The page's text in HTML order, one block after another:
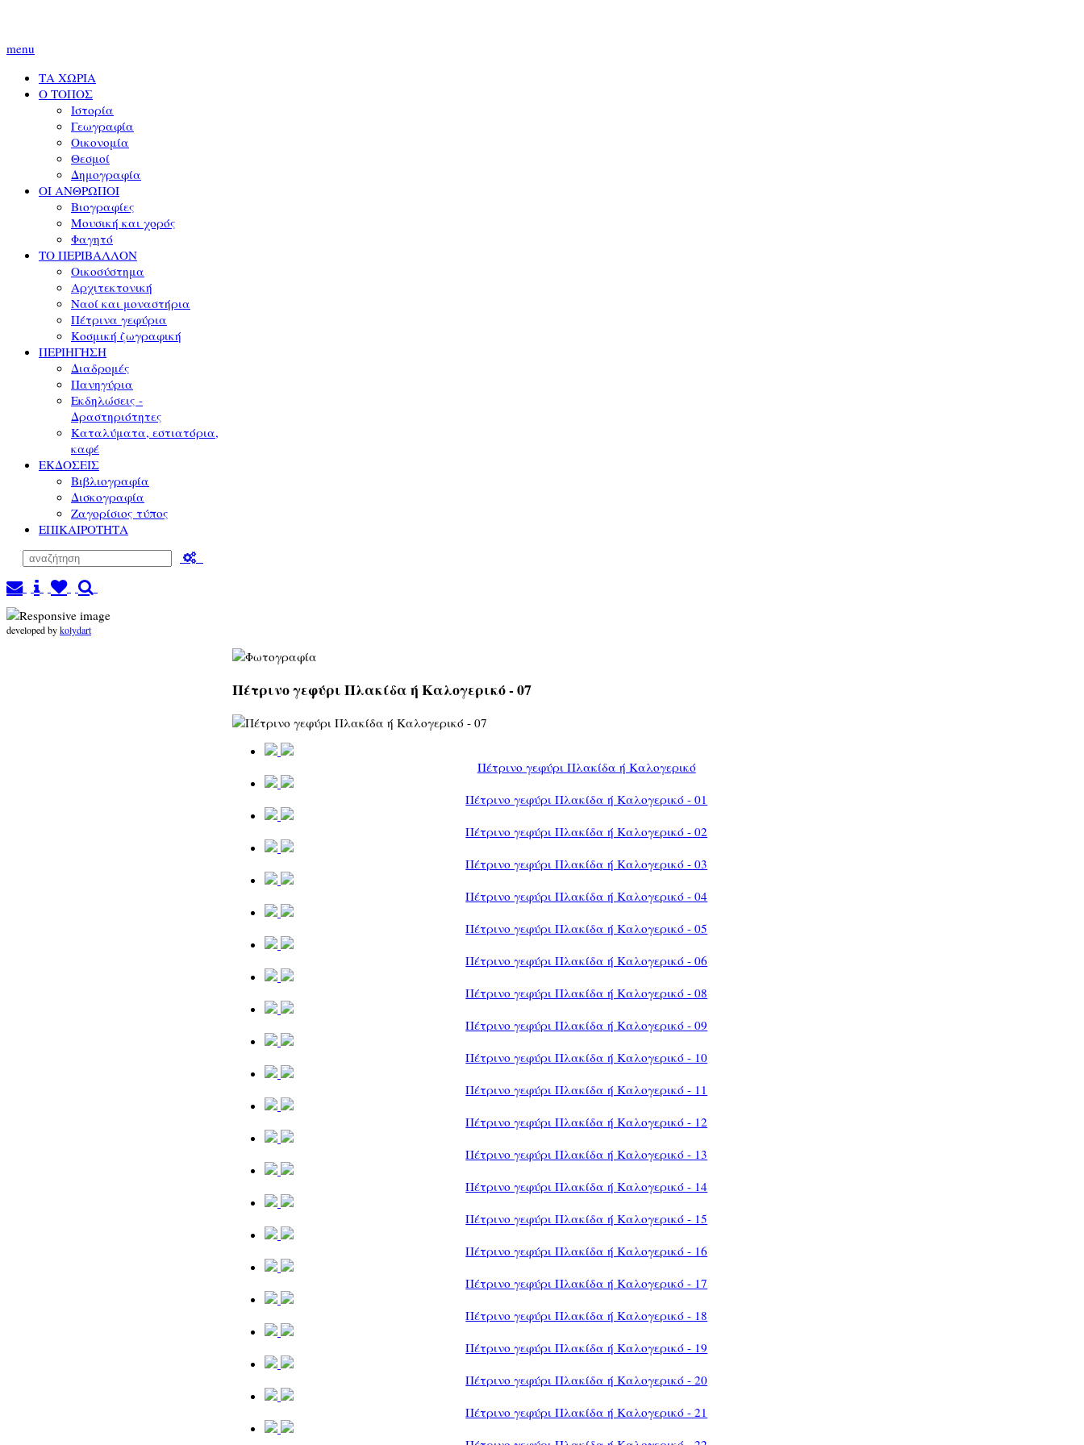
menu
ΤΑ ΧΩΡΙΑ
Ο ΤΟΠΟΣ
Ιστορία
Γεωγραφία
Οικονομία
Θεσμοί
Δημογραφία
ΟΙ ΑΝΘΡΩΠΟΙ
Βιογραφίες
Μουσική και χορός
Φαγητό
ΤΟ ΠΕΡΙΒΑΛΛΟΝ
Οικοσύστημα
Αρχιτεκτονική
Ναοί και μοναστήρια
Πέτρινα γεφύρια
Κοσμική ζωγραφική
ΠΕΡΙΗΓΗΣΗ
Διαδρομές
Πανηγύρια
Εκδηλώσεις -
Δραστηριότητες
Καταλύματα, εστιατόρια,
καφέ
ΕΚΔΟΣΕΙΣ
Βιβλιογραφία
Δισκογραφία
Ζαγορίσιος τύπος
ΕΠΙΚΑΙΡΟΤΗΤΑ
developed bykolydart
Πέτρινο γεφύρι Πλακίδα ή Καλογερικό - 07
Πέτρινο γεφύρι Πλακίδα ή Καλογερικό
Πέτρινο γεφύρι Πλακίδα ή Καλογερικό - 01
Πέτρινο γεφύρι Πλακίδα ή Καλογερικό - 02
Πέτρινο γεφύρι Πλακίδα ή Καλογερικό - 03
Πέτρινο γεφύρι Πλακίδα ή Καλογερικό - 04
Πέτρινο γεφύρι Πλακίδα ή Καλογερικό - 05
Πέτρινο γεφύρι Πλακίδα ή Καλογερικό - 06
Πέτρινο γεφύρι Πλακίδα ή Καλογερικό - 08
Πέτρινο γεφύρι Πλακίδα ή Καλογερικό - 09
Πέτρινο γεφύρι Πλακίδα ή Καλογερικό - 10
Πέτρινο γεφύρι Πλακίδα ή Καλογερικό - 11
Πέτρινο γεφύρι Πλακίδα ή Καλογερικό - 12
Πέτρινο γεφύρι Πλακίδα ή Καλογερικό - 13
Πέτρινο γεφύρι Πλακίδα ή Καλογερικό - 14
Πέτρινο γεφύρι Πλακίδα ή Καλογερικό - 15
Πέτρινο γεφύρι Πλακίδα ή Καλογερικό - 16
Πέτρινο γεφύρι Πλακίδα ή Καλογερικό - 17
Πέτρινο γεφύρι Πλακίδα ή Καλογερικό - 18
Πέτρινο γεφύρι Πλακίδα ή Καλογερικό - 19
Πέτρινο γεφύρι Πλακίδα ή Καλογερικό - 20
Πέτρινο γεφύρι Πλακίδα ή Καλογερικό - 21